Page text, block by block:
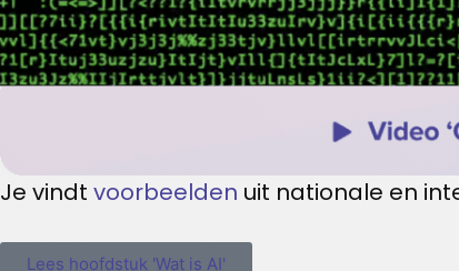
Je vindt voorbeelden uit nationale en
Lees hoofdstuk 'Wat is AI'